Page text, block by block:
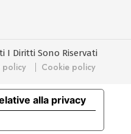
I Diritti Sono Riservati
policy Cookie policy
alla privacy